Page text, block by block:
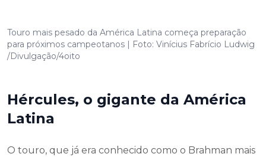
Touro mais pesado da América Latina começa preparação
para próximos campeotanos | Foto: Vinícius Fabrício Ludwig
/Divulgação/4oito
Hércules, o gigante da América
Latina
O touro, que já era conhecido como o Brahman mais